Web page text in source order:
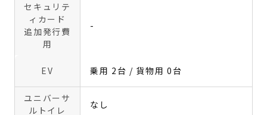
セキュリテ
ィカード
追加発行費
用
-
EV 乗用 2台 / 貨物用 0台
ユニバーサ
ルトイレ
なし